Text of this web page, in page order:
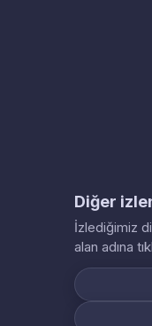
Diğer
İzlediğimiz
alan adına